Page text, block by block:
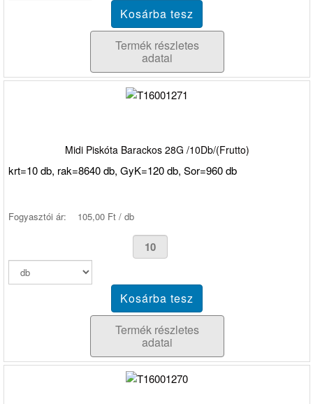
Termék részletes
adatai
Midi Piskóta Barackos 28G /10Db/(Frutto)
krt=10 db, rak=8640 db, GyK=120 db, Sor=960 db
Fogyasztói ár: 105,00 Ft / db
Termék részletes
adatai